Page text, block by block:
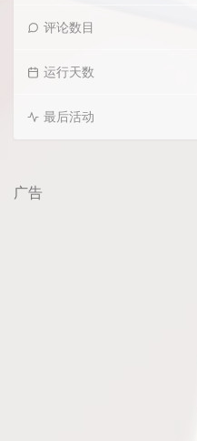
评论数目
运行天数
最后活动
广告